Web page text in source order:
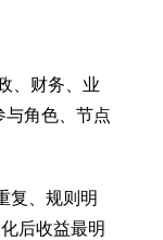
、财务、业
与角色、节点
复、规则明
后收益最明